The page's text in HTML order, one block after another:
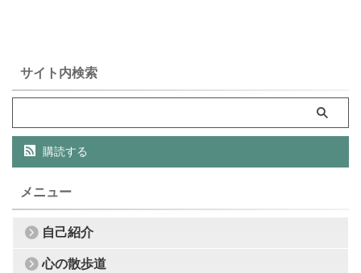
サイト内検索
購読する
メニュー
自己紹介
心の散歩道